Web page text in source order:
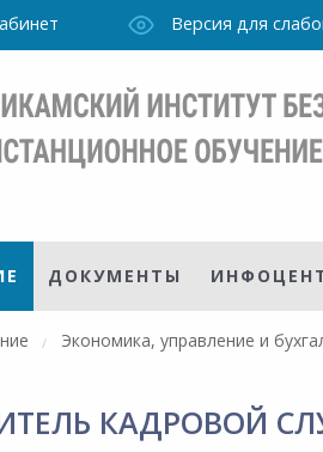
Версия для
ДОКУМЕНТЫ
Экономика, управление и
КАДРОВОЙ